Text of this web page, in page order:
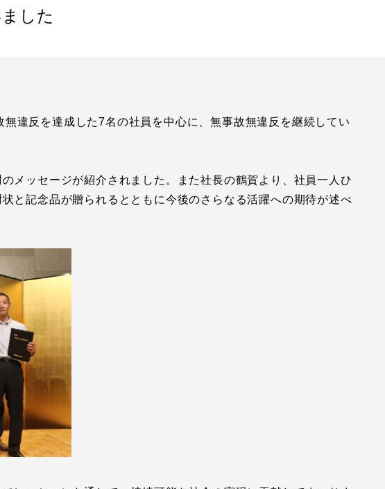
した
違反を達成した7名の社員を中心に、無事故無違反を継続してい
メッセージが紹介されました。また社長の鶴賀より、社員一人ひ
と記念品が贈られるとともに今後のさらなる活躍への期待が述べ